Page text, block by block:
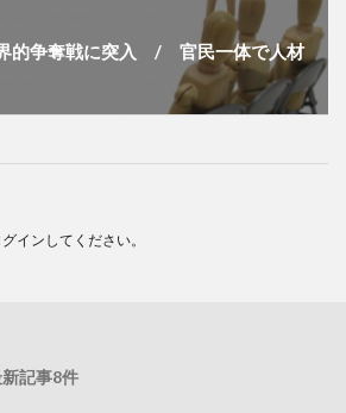
的争奪戦に突入 / 官民一体で人材
グイン してください。
記事8件